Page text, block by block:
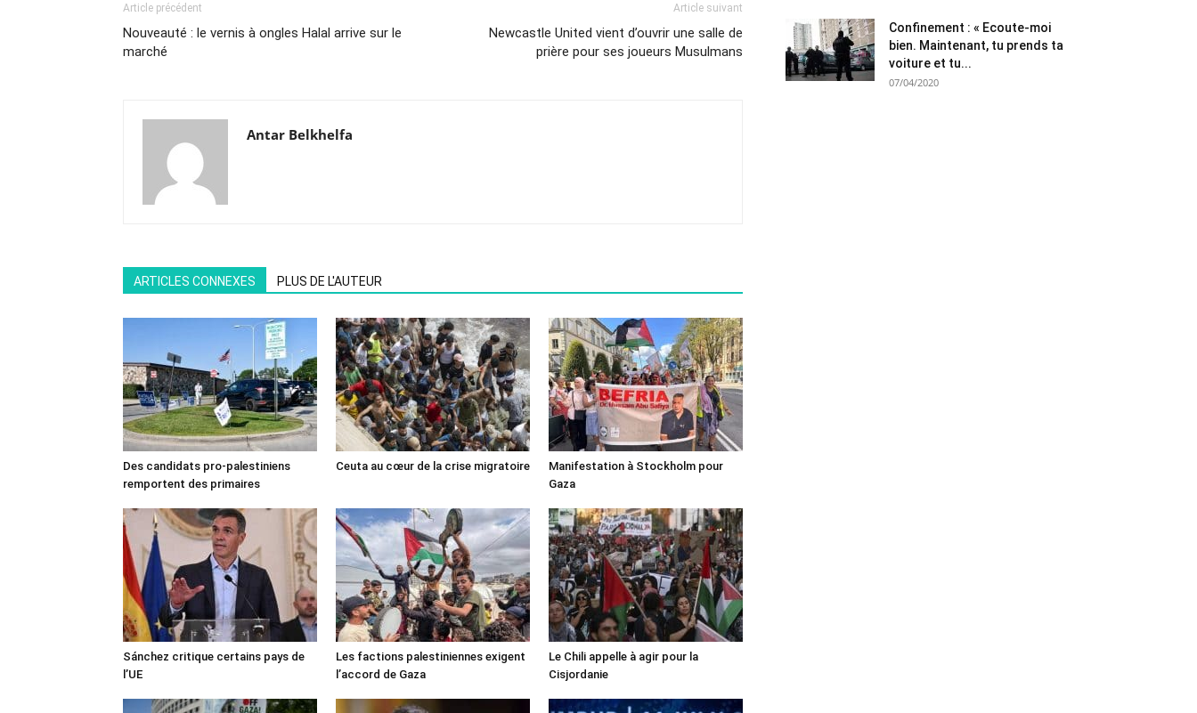
Article précédent
Nouveauté : le vernis à ongles Halal arrive sur le
marché
Article suivant
Newcastle United vient d’ouvrir une salle de
prière pour ses joueurs Musulmans
Antar Belkhelfa
ARTICLES CONNEXES PLUS DE L'AUTEUR
Des candidats pro-palestiniens
remportent des primaires
Ceuta au cœur de la crise migratoire
Manifestation à Stockholm pour
Gaza
Sánchez critique certains pays de
l’UE
Les factions palestiniennes exigent
l’accord de Gaza
Le Chili appelle à agir pour la
Cisjordanie
Confinement : « Ecoute-moi
bien. Maintenant, tu prends ta
voiture et tu...
07/04/2020